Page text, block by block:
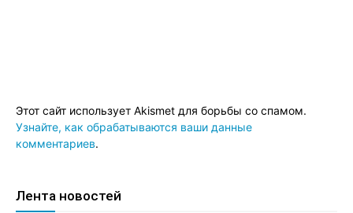
Этот сайт использует Akismet для борьбы со спамом.
Узнайте, как обрабатываются ваши данные
комментариев.
Лента новостей